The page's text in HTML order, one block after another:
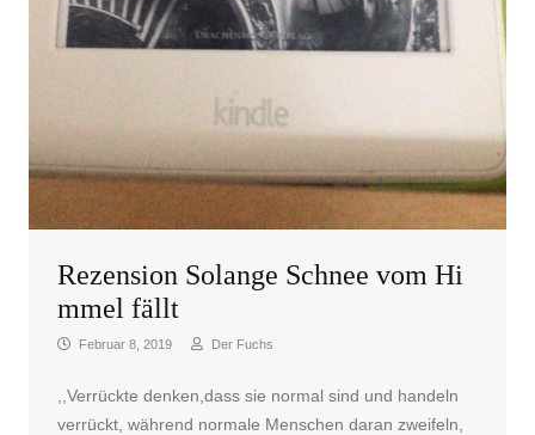
Rezension Solange Schnee vom Hi
mmel fällt
Februar 8, 2019 Der Fuchs
,,Verrückte denken,dass sie normal sind und handeln
verrückt, während normale Menschen daran zweifeln,